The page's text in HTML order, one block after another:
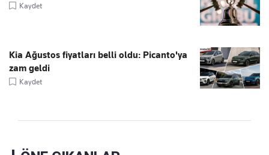
Kaydet
Kia Ağustos fiyatları belli oldu: Picanto'ya
zam geldi
Kaydet